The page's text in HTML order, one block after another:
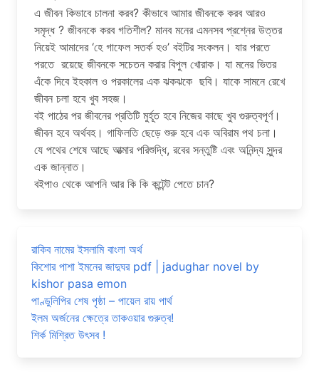
এ জীবন কিভাবে চালনা করব? কীভাবে আমার জীবনকে করব আরও
সমৃদ্ধ ? জীবনকে করব গতিশীল? মানব মনের এমনসব প্রশ্নের উত্তর
নিয়েই আমাদের ‘হে গাফেল সতর্ক হও’ বইটির সংকলন। যার পরতে
পরতে রয়েছে জীবনকে সচেতন করার বিপুল খোরাক। যা মনের ভিতর
এ‌ঁকে দিবে ইহকাল ও পরকালের এক ঝকঝকে ছবি। যাকে সামনে রেখে
জীবন চলা হবে খুব সহজ।
বই পাঠের পর জীবনের প্রতিটি মুর্হূত হবে নিজের কাছে খুব গুরুত্বপূর্ণ।
জীবন হবে অর্থবহ। গাফিলতি ছেড়ে শুরু হবে এক অবিরাম পথ চলা।
যে পথের শেষে আছে আত্মার পরিশুদ্ধি, রবের সন্তুষ্টি এবং অনিন্দ্য সুন্দর
এক জান্নাত।
বইপাও থেকে আপনি আর কি কি কন্টেন্ট পেতে চান?
রাকিব নামের ইসলামি বাংলা অর্থ
কিশোর পাশা ইমনের জাদুঘর pdf | jadughar novel by
kishor pasa emon
পাণ্ডুলিপির শেষ পৃষ্ঠা – পায়েল রায় পার্থ
ইলম অর্জনের ক্ষেত্রে তাকওয়ার গুরুত্ব!
শির্ক মিশ্রিত উৎসব !